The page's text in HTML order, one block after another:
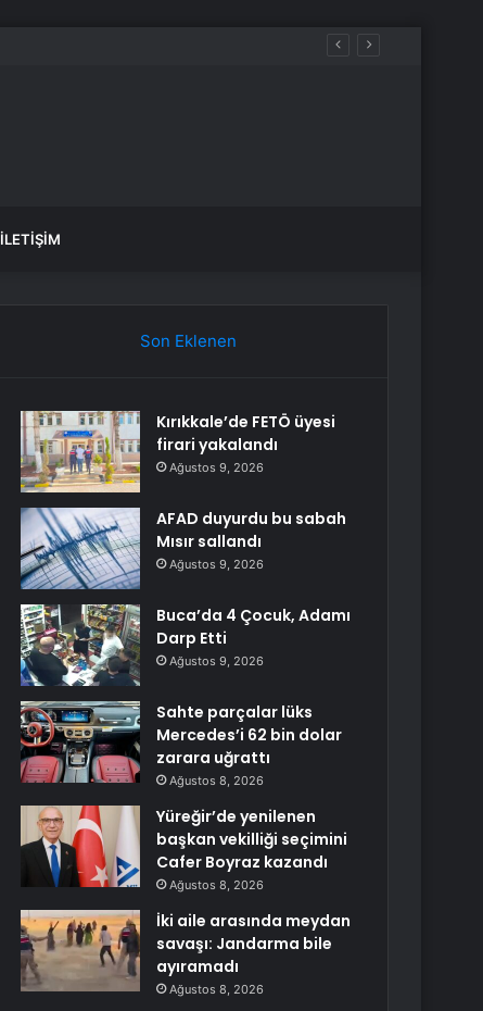
İLETIŞIM
Son Eklenen
Kırıkkale’de FETÖ üyesi
firari yakalandı
Ağustos 9, 2026
AFAD duyurdu bu sabah
Mısır sallandı
Ağustos 9, 2026
Buca’da 4 Çocuk, Adamı
Darp Etti
Ağustos 9, 2026
Sahte parçalar lüks
Mercedes’i 62 bin dolar
zarara uğrattı
Ağustos 8, 2026
Yüreğir’de yenilenen
başkan vekilliği seçimini
Cafer Boyraz kazandı
Ağustos 8, 2026
İki aile arasında meydan
savaşı: Jandarma bile
ayıramadı
Ağustos 8, 2026